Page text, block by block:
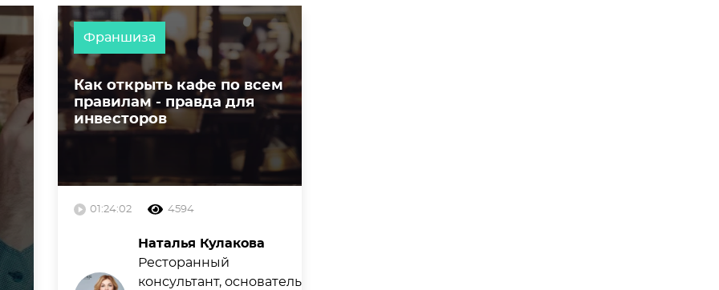
Франшиза
Как открыть кафе по всем
правилам - правда для
инвесторов
01:24:02 4594
Наталья Кулакова
Ресторанный
консультант, основатель